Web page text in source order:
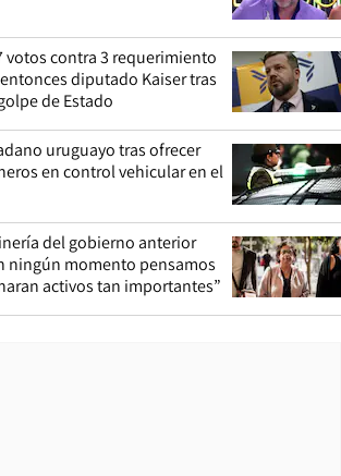
votos contra 3 requerimiento
diputado Kaiser tras
de Estado
uruguayo tras ofrecer
en control vehicular en el
del gobierno anterior
ningún momento pensamos
activos tan importantes”